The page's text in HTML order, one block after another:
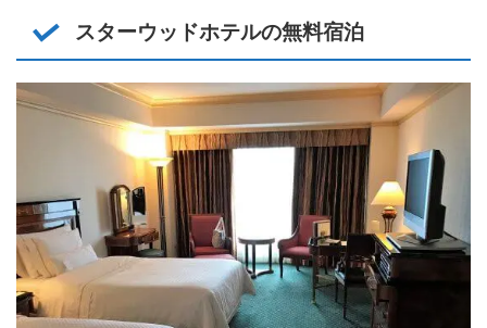
スターウッドホテルの無料宿泊